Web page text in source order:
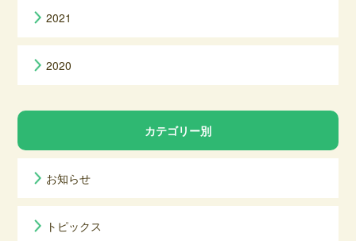
2021
2020
カテゴリー別
お知らせ
トピックス